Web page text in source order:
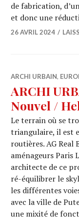
de fabrication,
et donc une
26 AVRIL 2024
ARCHI URBAIN,
ARCHI
Nouvel /
Le terrain où se
triangulaire, il est
routières. AG Real
aménageurs Paris
architecte de ce
ré-équilibrer le
les différentes
avec la ville de
une mixité de